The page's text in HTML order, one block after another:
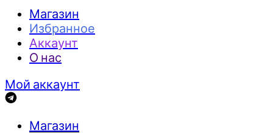
Магазин
Избранное
Аккаунт
О нас
Мой аккаунт
Магазин